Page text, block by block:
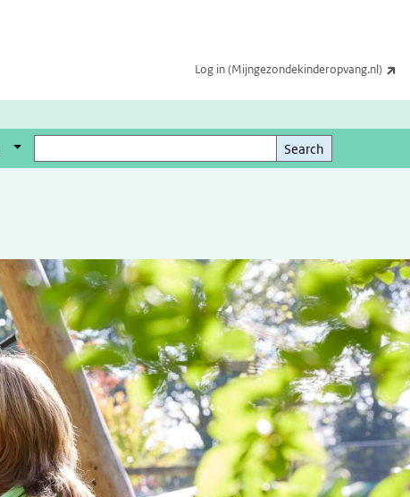
Log in (Mijngezondekinderopvang.nl)
Search
Search